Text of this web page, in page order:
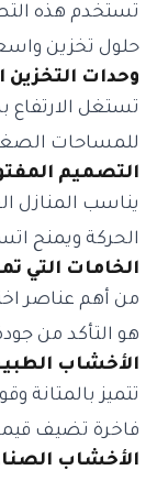
تستخدم هذه
حلول تخزين
وحدات التخزين
تستغل الارتفاع
للمساحات
التصميم
يناسب المنازل
الحركة ويمنح
الخامات التي
من أهم عناصر
هو التأكد من
الأخشاب
تتميز بالمتانة
فاخرة تضيف
الأخشاب